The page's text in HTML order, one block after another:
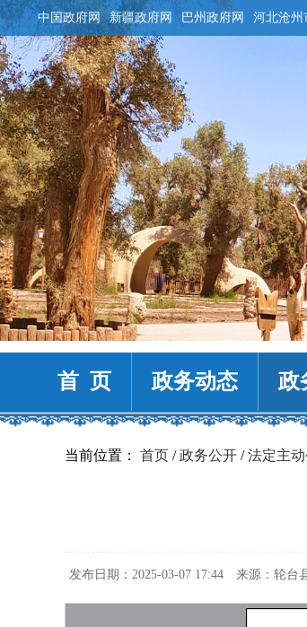
中国政府网 新疆政府网 巴州政府网 河北沧州
首 页 政务动态 政
当前位置： 首页 /政务公开 /法定主
发布日期：2025-03-07 17:44 来源：轮台